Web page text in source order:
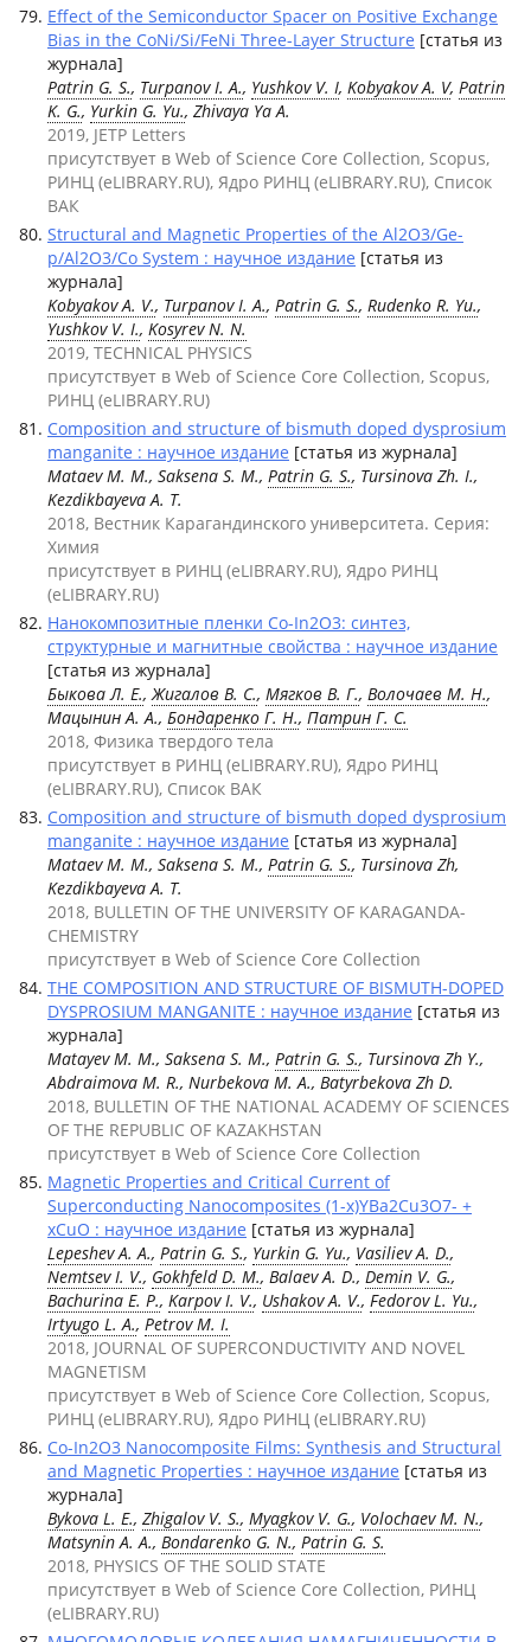
Effect of the Semiconductor Spacer on Positive Exchange
Bias in the CoNi/Si/FeNi Three-Layer Structure [статья из
журнала]
Patrin G. S., Turpanov I. A., Yushkov V. I, Kobyakov A. V, Patrin
K. G., Yurkin G. Yu., Zhivaya Ya A.
2019, JETP Letters
присутствует в Web of Science Core Collection, Scopus,
РИНЦ (eLIBRARY.RU), Ядро РИНЦ (eLIBRARY.RU), Список
ВАК
Structural and Magnetic Properties of the Al2O3/Ge-
p/Al2O3/Co System : научное издание [статья из
журнала]
Kobyakov A. V., Turpanov I. A., Patrin G. S., Rudenko R. Yu.,
Yushkov V. I., Kosyrev N. N.
2019, TECHNICAL PHYSICS
присутствует в Web of Science Core Collection, Scopus,
РИНЦ (eLIBRARY.RU)
Composition and structure of bismuth doped dysprosium
manganite : научное издание [статья из журнала]
Mataev M. M., Saksena S. M., Patrin G. S., Tursinova Zh. I.,
Kezdikbayeva A. T.
2018, Вестник Карагандинского университета. Серия:
Химия
присутствует в РИНЦ (eLIBRARY.RU), Ядро РИНЦ
(eLIBRARY.RU)
Нанокомпозитные пленки Co-In2O3: синтез,
структурные и магнитные свойства : научное издание
[статья из журнала]
Быкова Л. Е.,Жигалов В. С., Мягков В. Г., Волочаев М. Н.,
Мацынин А. А., Бондаренко Г. Н., Патрин Г. С.
2018, Физика твердого тела
присутствует в РИНЦ (eLIBRARY.RU), Ядро РИНЦ
(eLIBRARY.RU), Список ВАК
Composition and structure of bismuth doped dysprosium
manganite : научное издание [статья из журнала]
Mataev M. M., Saksena S. M., Patrin G. S., Tursinova Zh,
Kezdikbayeva A. T.
2018, BULLETIN OF THE UNIVERSITY OF KARAGANDA-
CHEMISTRY
присутствует в Web of Science Core Collection
THE COMPOSITION AND STRUCTURE OF BISMUTH-DOPED
DYSPROSIUM MANGANITE : научное издание [статья из
журнала]
Matayev M. M., Saksena S. M., Patrin G. S., Tursinova Zh Y.,
Abdraimova M. R., Nurbekova M. A., Batyrbekova Zh D.
2018, BULLETIN OF THE NATIONAL ACADEMY OF SCIENCES
OF THE REPUBLIC OF KAZAKHSTAN
присутствует в Web of Science Core Collection
Magnetic Properties and Critical Current of
Superconducting Nanocomposites (1-x)YBa2Cu3O7- +
xCuO : научное издание [статья из журнала]
Lepeshev A. A., Patrin G. S., Yurkin G. Yu., Vasiliev A. D.,
Nemtsev I. V., Gokhfeld D. M., Balaev A. D., Demin V. G.,
Bachurina E. P., Karpov I. V., Ushakov A. V., Fedorov L. Yu.,
Irtyugo L. A., Petrov M. I.
2018, JOURNAL OF SUPERCONDUCTIVITY AND NOVEL
MAGNETISM
присутствует в Web of Science Core Collection, Scopus,
РИНЦ (eLIBRARY.RU), Ядро РИНЦ (eLIBRARY.RU)
Co-In2O3 Nanocomposite Films: Synthesis and Structural
and Magnetic Properties : научное издание [статья из
журнала]
Bykova L. E., Zhigalov V. S., Myagkov V. G., Volochaev M. N.,
Matsynin A. A., Bondarenko G. N., Patrin G. S.
2018, PHYSICS OF THE SOLID STATE
присутствует в Web of Science Core Collection, РИНЦ
(eLIBRARY.RU)